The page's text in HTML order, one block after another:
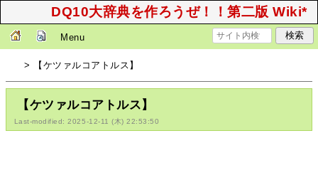
DQ10大辞典を作ろうぜ！！第二版 Wiki*
Menu
> 【ケツァルコアトルス】
【ケツァルコアトルス】
Last-modified: 2025-12-11 (木) 22:53:50